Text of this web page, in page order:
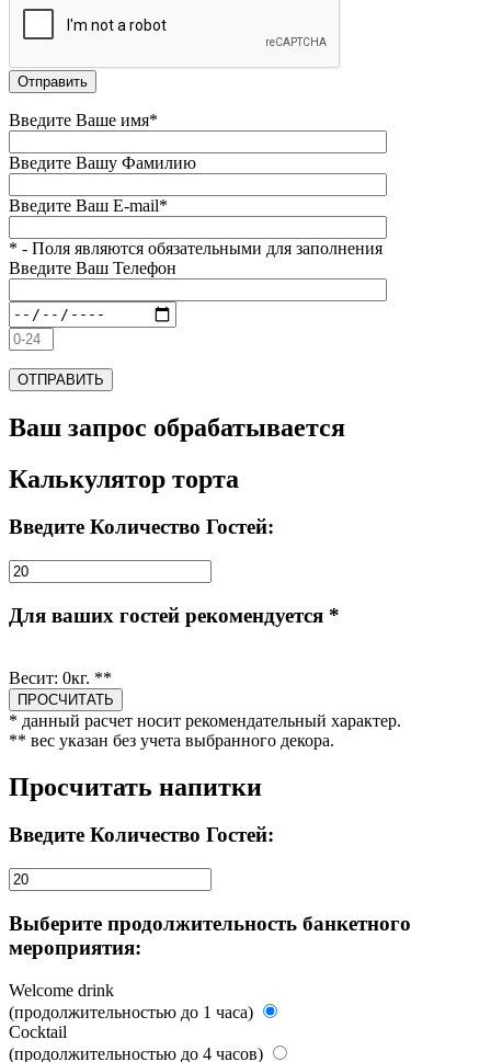
Введите Ваше имя*
Введите Вашу Фамилию
Введите Ваш E-mail*
* - Поля являются обязательными для заполнения
Введите Ваш Телефон
Ваш запрос обрабатывается
Калькулятор торта
Введите Количество Гостей:
Для ваших гостей рекомендуется *
Весит: 0кг. **
* данный расчет носит рекомендательный характер.
** вес указан без учета выбранного декора.
Просчитать напитки
Введите Количество Гостей:
Выберите продолжительность банкетного
мероприятия:
Welcome drink
(продолжительностью до 1 часа)
Cocktail
(продолжительностью до 4 часов)